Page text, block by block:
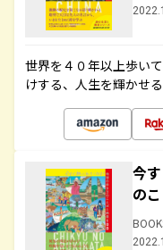
世界を４０年以上歩い
けする、人生を輝かせ
今
の